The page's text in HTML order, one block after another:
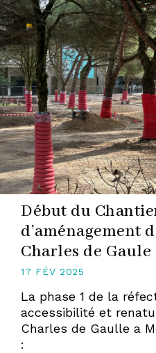
Début du
d’aménagement
Charles de
17 FÉV 2025
La phase 1 de la
accessibilité et
Charles de Gaulle a
: